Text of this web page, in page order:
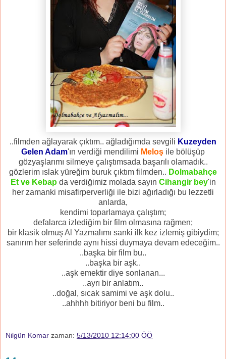
..filmden ağlayarak çıktım.. ağladığımda sevgili Kuzeyden
Gelen Adam'ın verdiği mendilimi Meloş ile bölüşüp
gözyaşlarımı silmeye çalıştımsada başarılı olamadık..
gözlerim ıslak yüreğim buruk çıktım filmden.. Dolmabahçe
Et ve Kebap da verdiğimiz molada sayın Cihangir bey'in
her zamanki misafirperverliği ile bizi ağırladığı bu lezzetli
anlarda,
kendimi toparlamaya çalıştım;
defalarca izlediğim bir film olmasına rağmen;
bir klasik olmuş Al Yazmalımı sanki ilk kez izlemiş gibiydim;
sanırım her seferinde aynı hissi duymaya devam edeceğim..
..başka bir film bu..
..başka bir aşk..
..aşk emektir diye sonlanan...
..ayrı bir anlatım..
..doğal, sıcak samimi ve aşk dolu..
..ahhhh bitiriyor beni bu film..
Nilgün Komar zaman: 5/13/2010 12:14:00 ÖÖ